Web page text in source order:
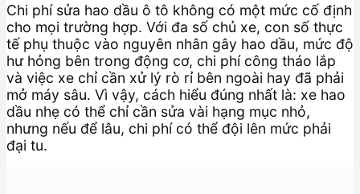
Chi phí sửa hao dầu ô tô không có một mức cố định
cho mọi trường hợp. Với đa số chủ xe, con số thực
tế phụ thuộc vào nguyên nhân gây hao dầu, mức độ
hư hỏng bên trong động cơ, chi phí công tháo lắp
và việc xe chỉ cần xử lý rò rỉ bên ngoài hay đã phải
mở máy sâu. Vì vậy, cách hiểu đúng nhất là: xe hao
dầu nhẹ có thể chỉ cần sửa vài hạng mục nhỏ,
nhưng nếu để lâu, chi phí có thể đội lên mức phải
đại tu.